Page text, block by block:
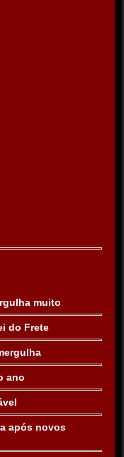
muito
do Frete
ano
após novos